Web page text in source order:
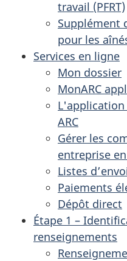
travail (PFRT)
Supplément
pour les
Services en ligne
Mon dossier
MonARC
ARC
Gérer les
entreprise
Listes
Paiements
Dépôt direct
Étape 1 –
renseignements